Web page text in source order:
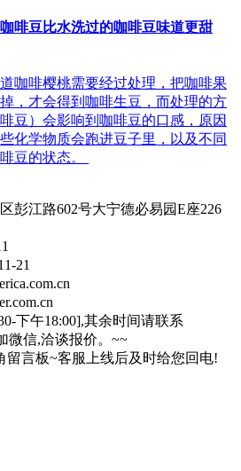
啡豆比水洗过的咖啡豆味道更甜
咖啡樱桃需要经过处理，把咖啡果
，才会得到咖啡生豆，而处理的方
豆）会影响到咖啡豆的口感，原因
化学物质会跑进豆子里，以及不同
豆的状态。
彭江路602号大宁德必易园E座226
21
下午18:00],其余时间请联系
微信,洽谈报价。~~
留言板~客服上线后及时给您回电!